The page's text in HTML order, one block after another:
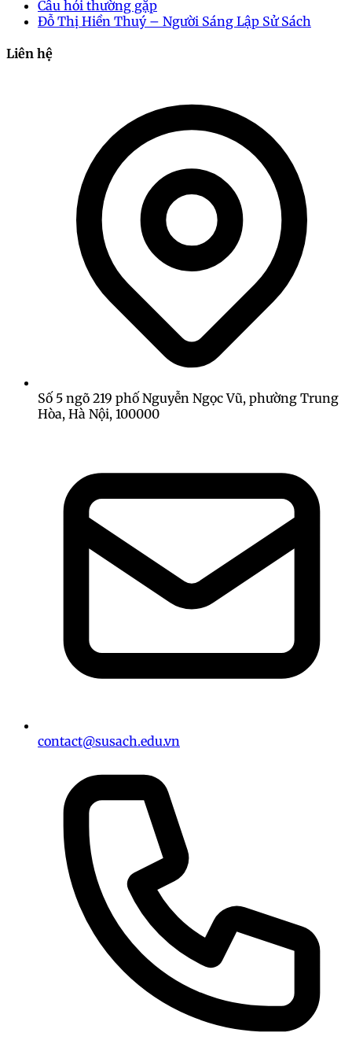
Câu hỏi thường gặp
Đỗ Thị Hiền Thuý – Người Sáng Lập Sử Sách
Liên hệ
Số 5 ngõ 219 phố Nguyễn Ngọc Vũ, phường Trung
Hòa, Hà Nội, 100000
contact@susach.edu.vn